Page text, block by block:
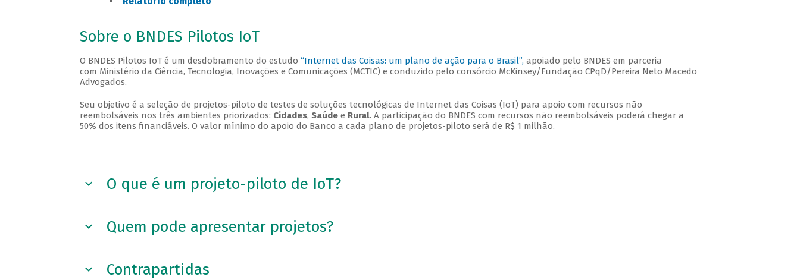
Sobre o BNDES Pilotos IoT
O BNDES Pilotos IoT é um desdobramento do estudo“Internet das Coisas: um plano de ação para o Brasil”, apoiado pelo BNDES em parceria
com Ministério da Ciência, Tecnologia, Inovações e Comunicações (MCTIC) e conduzido pelo consórcio McKinsey/Fundação CPqD/Pereira Neto Macedo
Advogados.
Seu objetivo é a seleção de projetos-piloto de testes de soluções tecnológicas de Internet das Coisas (IoT) para apoio com recursos não
reembolsáveis nos três ambientes priorizados: Cidades,Saúde e Rural. A participação do BNDES com recursos não reembolsáveis poderá chegar a
50% dos itens financiáveis. O valor mínimo do apoio do Banco a cada plano de projetos-piloto será de R$ 1 milhão.
O que é um projeto-piloto de IoT?
Quem pode apresentar projetos?
Contrapartidas